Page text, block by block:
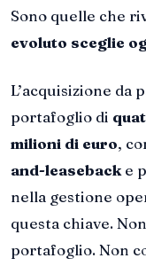
Sono quelle che
evoluto sceglie
L’acquisizione da
portafoglio di
milioni di euro,
and-leasebacke
nella gestione
questa chiave.
portafoglio. Non